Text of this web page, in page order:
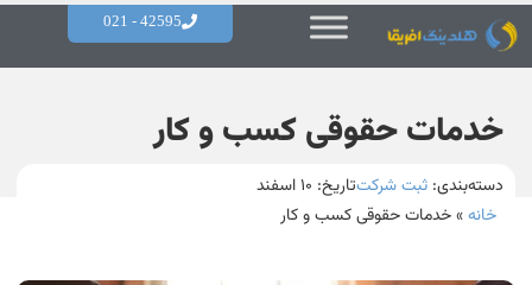
42595 - 021
خدمات حقوقی کسب و کار
دسته‌بندی:ثبت شرکتتاریخ:۱۰ اسفند
خانه»خدمات حقوقی کسب و کار